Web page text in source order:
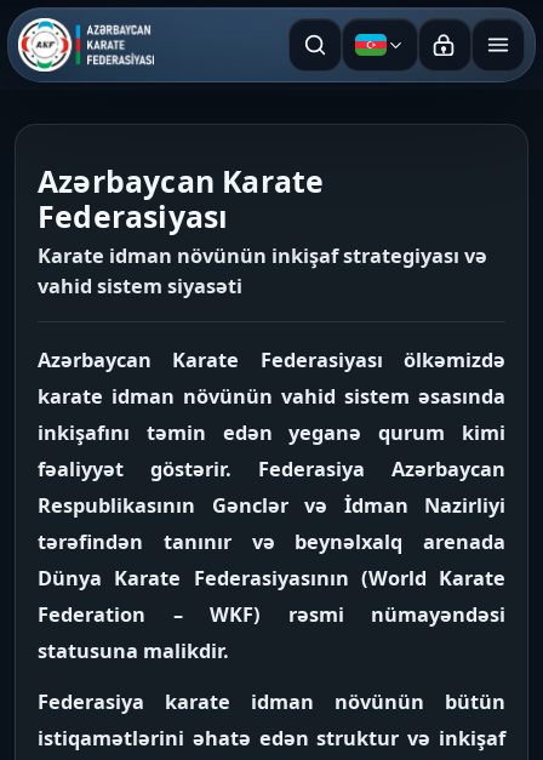
Azərbaycan dili
Azərbaycan Karate
Federasiyası
Karate idman növünün inkişaf strategiyası və
vahid sistem siyasəti
Azərbaycan Karate Federasiyası ölkəmizdə
karate idman növünün vahid sistem əsasında
inkişafını təmin edən yeganə qurum kimi
fəaliyyət göstərir. Federasiya Azərbaycan
Respublikasının Gənclər və İdman Nazirliyi
tərəfindən tanınır və beynəlxalq arenada
Dünya Karate Federasiyasının (World Karate
Federation – WKF) rəsmi nümayəndəsi
statusuna malikdir.
Federasiya karate idman növünün bütün
istiqamətlərini əhatə edən struktur və inkişaf